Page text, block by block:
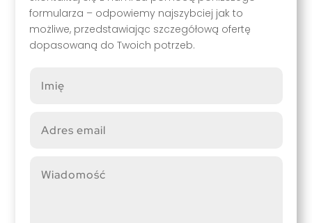
formularza – odpowiemy najszybciej jak to
możliwe, przedstawiając szczegółową ofertę
dopasowaną do Twoich potrzeb.